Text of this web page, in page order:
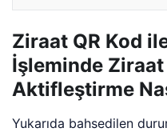
Ziraat QR Kod
İşleminde Ziraat
Aktifleştirme
Yukarıda bahsedilen